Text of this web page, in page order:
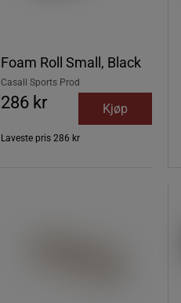
Foam Roll Small, Black
Casall Sports Prod
286 kr Kjøp
Laveste pris 286 kr